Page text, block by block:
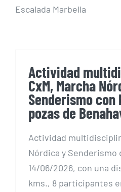
Escalada Marbella
Actividad
CxM, Marcha
Senderismo con
pozas de
Actividad
Nórdica y Senderismo
14/06/2026, con una
kms., 8 participantes